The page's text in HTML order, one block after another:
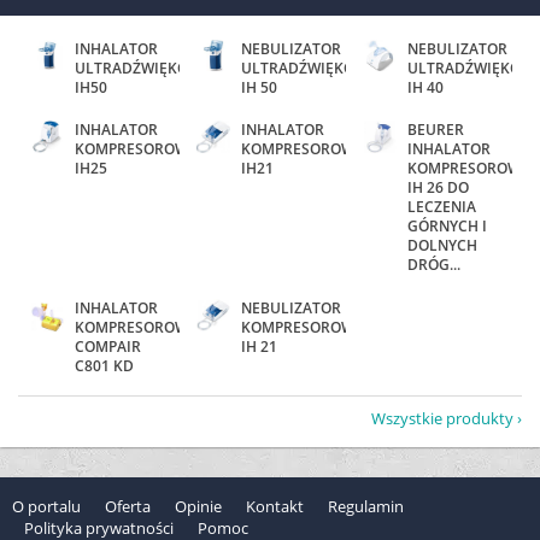
INHALATOR
ULTRADŹWIĘKOWY
IH50
NEBULIZATOR
ULTRADŹWIĘKOWY
IH 50
NEBULIZATOR
IH 40
INHALATOR
KOMPRESOROWY
IH25
INHALATOR
KOMPRESOROWY
IH21
BEURER
INHALATOR
KOMPRESOROWY
IH 26 DO
LECZENIA
GÓRNYCH I
DOLNYCH
DRÓG...
INHALATOR
KOMPRESOROWY
COMPAIR
C801 KD
NEBULIZATOR
KOMPRESOROWY
IH 21
Wszystkie produkty
O portalu Oferta Opinie Kontakt
Regulamin
Polityka prywatności
Pomoc